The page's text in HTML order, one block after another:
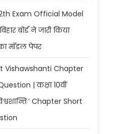
Exam Official Model
बोर्ड ने जारी किया
मॉडल पेपर
Vishawshanti Chapter
| कक्षा 10वीं
Chapter Short